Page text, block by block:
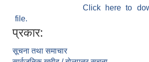
Click here to
file.
प्रकार:
सूचना तथा समाचार